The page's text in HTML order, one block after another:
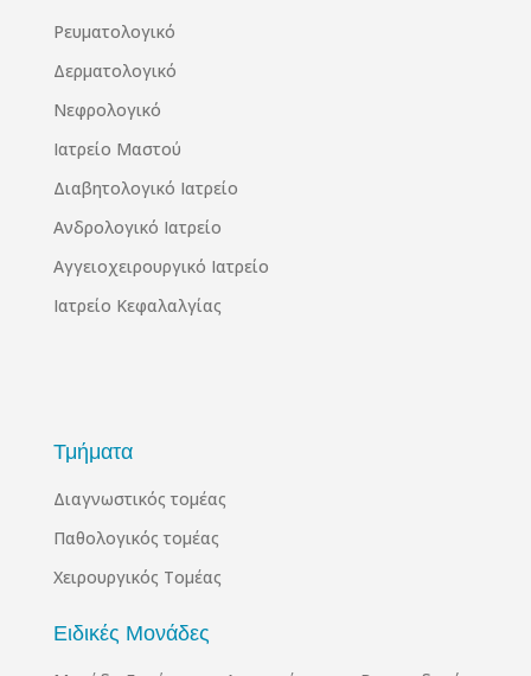
Ρευματολογικό
Δερματολογικό
Νεφρολογικό
Ιατρείο Μαστού
Διαβητολογικό Ιατρείο
Ανδρολογικό Ιατρείο
Αγγειοχειρουργικό Ιατρείο
Ιατρείο Κεφαλαλγίας
Τμήματα
Διαγνωστικός τομέας
Παθολογικός τομέας
Χειρουργικός Τομέας
Ειδικές Μονάδες